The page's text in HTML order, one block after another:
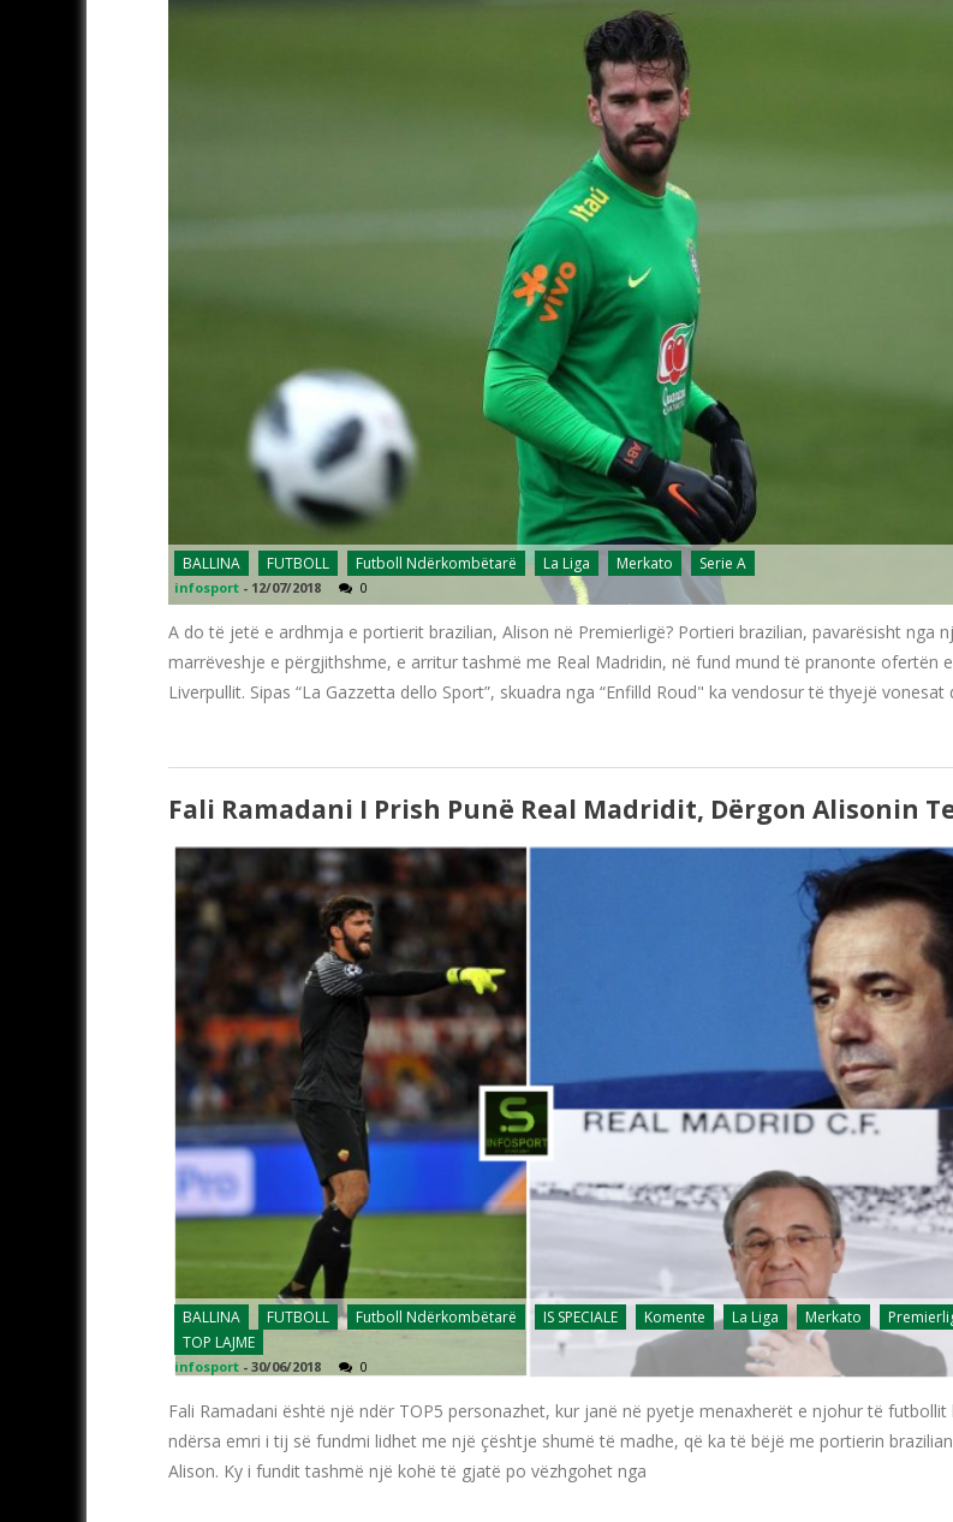
BALLINA FUTBOLL Futboll Ndërkombëtarë La Liga Merkato Serie A
infosport - 12/07/2018 0
A do të jetë e ardhmja e portierit brazilian, Alison në Premierligë? Portieri brazilian, pavarësisht nga
marrëveshje e përgjithshme, e arritur tashmë me Real Madridin, në fund mund të pranonte ofertën
Liverpullit. Sipas “La Gazzetta dello Sport”, skuadra nga “Enfilld Roud" ka vendosur të thyejë vonesat
Fali Ramadani I Prish Punë Real Madridit, Dërgon Alisonin
BALLINA FUTBOLL Futboll Ndërkombëtarë IS SPECIALE Komente La Liga Merkato
TOP LAJME
infosport - 30/06/2018 0
Fali Ramadani është një ndër TOP5 personazhet, kur janë në pyetje menaxherët e njohur të
ndërsa emri i tij së fundmi lidhet me një çështje shumë të madhe, që ka të bëjë me portierin
Alison. Ky i fundit tashmë një kohë të gjatë po vëzhgohet nga